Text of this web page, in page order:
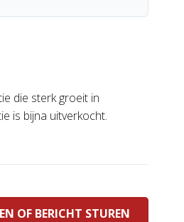
die sterk groeit in
is bijna uitverkocht.
OF BERICHT STUREN